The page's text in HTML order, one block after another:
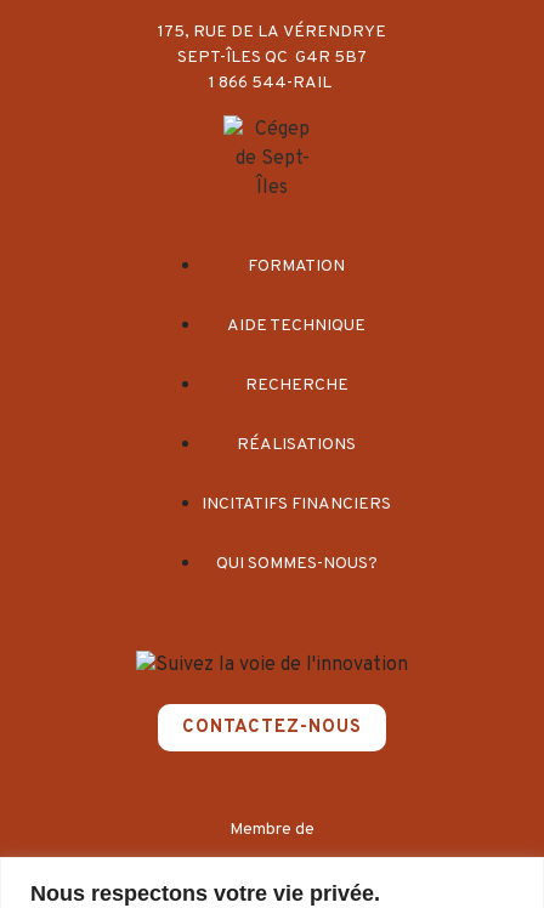
Nous respectons votre vie privée.
175, RUE DE LA VÉRENDRYE
SEPT-ÎLES QC G4R 5B7
1 866 544-RAIL
FORMATION
AIDE TECHNIQUE
RECHERCHE
RÉALISATIONS
INCITATIFS FINANCIERS
QUI SOMMES-NOUS?
CONTACTEZ-NOUS
Membre de